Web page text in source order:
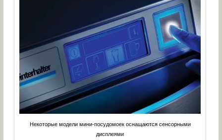
Некоторые модели мини-посудомоек оснащаются сенсорными
дисплеями